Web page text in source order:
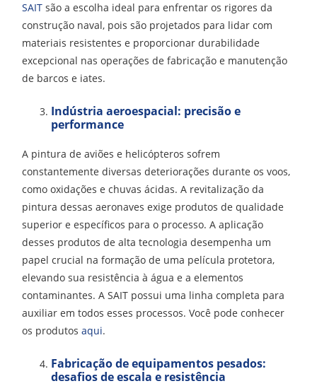
SAIT são a escolha ideal para enfrentar os rigores da
construção naval, pois são projetados para lidar com
materiais resistentes e proporcionar durabilidade
excepcional nas operações de fabricação e manutenção
de barcos e iates.
Indústria aeroespacial: precisão e
performance
A pintura de aviões e helicópteros sofrem
constantemente diversas deteriorações durante os voos,
como oxidações e chuvas ácidas. A revitalização da
pintura dessas aeronaves exige produtos de qualidade
superior e específicos para o processo. A aplicação
desses produtos de alta tecnologia desempenha um
papel crucial na formação de uma película protetora,
elevando sua resistência à água e a elementos
contaminantes. A SAIT possui uma linha completa para
auxiliar em todos esses processos. Você pode conhecer
os produtosaqui.
Fabricação de equipamentos pesados:
desafios de escala e resistência